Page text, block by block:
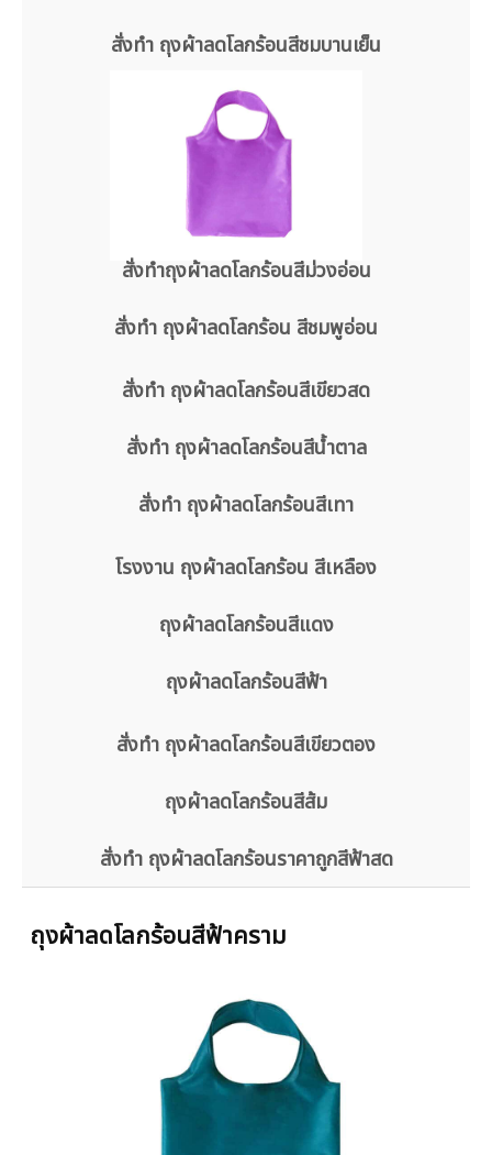
สั่งทำ ถุงผ้าลดโลกร้อนสีชมบานเย็น
สั่งทำถุงผ้าลดโลกร้อนสีม่วงอ่อน
สั่งทำ ถุงผ้าลดโลกร้อน สีชมพูอ่อน
สั่งทำ ถุงผ้าลดโลกร้อนสีเขียวสด
สั่งทำ ถุงผ้าลดโลกร้อนสีน้ำตาล
สั่งทำ ถุงผ้าลดโลกร้อนสีเทา
โรงงาน ถุงผ้าลดโลกร้อน สีเหลือง
ถุงผ้าลดโลกร้อนสีแดง
ถุงผ้าลดโลกร้อนสีฟ้า
สั่งทำ ถุงผ้าลดโลกร้อนสีเขียวตอง
ถุงผ้าลดโลกร้อนสีส้ม
สั่งทำ ถุงผ้าลดโลกร้อนราคาถูกสีฟ้าสด
ถุงผ้าลดโลกร้อนสีฟ้าคราม